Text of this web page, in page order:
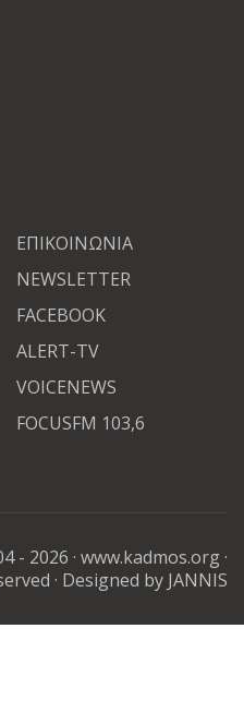
ΕΠΙΚΟΙΝΩΝΙΑ
NEWSLETTER
FACEBOOK
ALERT-TV
VOICENEWS
FOCUSFM 103,6
- 2026 · www.kadmos.org·
· Designed by JANNIS